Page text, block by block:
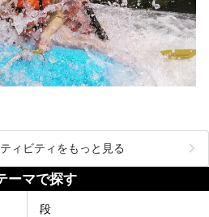
ィビティをもっと見る
ーマで探す
段